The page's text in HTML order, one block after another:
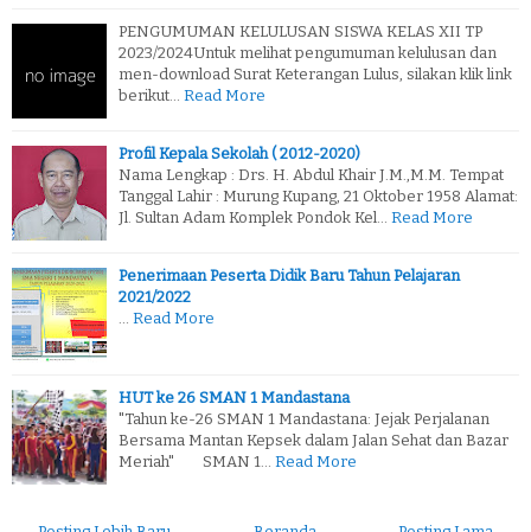
PENGUMUMAN KELULUSAN SISWA KELAS XII TP
2023/2024Untuk melihat pengumuman kelulusan dan
men-download Surat Keterangan Lulus, silakan klik link
berikut…
Read More
Profil Kepala Sekolah ( 2012-2020)
Nama Lengkap : Drs. H. Abdul Khair J.M.,M.M. Tempat
Tanggal Lahir : Murung Kupang, 21 Oktober 1958 Alamat:
Jl. Sultan Adam Komplek Pondok Kel…
Read More
Penerimaan Peserta Didik Baru Tahun Pelajaran
2021/2022
Read More
HUT ke 26 SMAN 1 Mandastana
"Tahun ke-26 SMAN 1 Mandastana: Jejak Perjalanan
Bersama Mantan Kepsek dalam Jalan Sehat dan Bazar
Meriah" SMAN 1…
Read More